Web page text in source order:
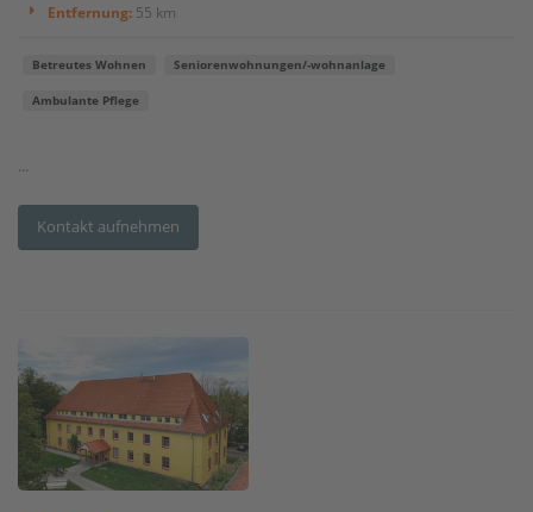
Entfernung: 55 km
Betreutes Wohnen Seniorenwohnungen/-wohnanlage
Ambulante Pflege
...
Kontakt aufnehmen